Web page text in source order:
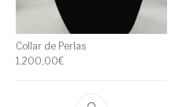
Collar de Perlas
1.200,00€